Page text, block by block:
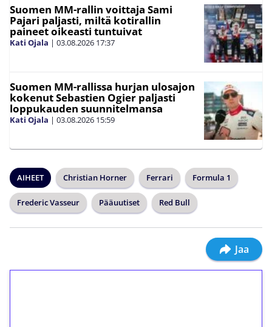
Suomen MM-rallin voittaja Sami
Pajari paljasti, miltä kotirallin
paineet oikeasti tuntuivat
Kati Ojala | 03.08.2026 17:37
Suomen MM-rallissa hurjan ulosajon
kokenut Sebastien Ogier paljasti
loppukauden suunnitelmansa
Kati Ojala | 03.08.2026 15:59
AIHEET Christian Horner Ferrari Formula 1
Frederic Vasseur Pääuutiset Red Bull
Jaa